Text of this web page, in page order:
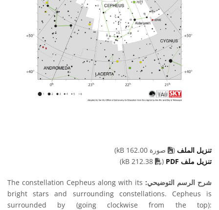
تنزيل الملف (
صورة 162.00 kB)
تنزيل ملف PDF
(
PDF file
شرح الرسم التوضيحي: The constellation Cepheus along with its
bright stars and surrounding constellations. Cepheus is
surrounded by (going clockwise from the top):